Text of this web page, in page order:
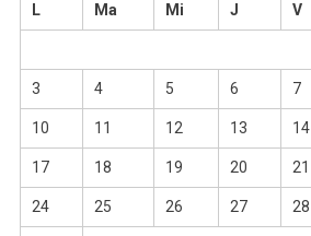
L
Ma Mi J V
3 4 5 6 7
10 11 12 13 14
17 18 19 20 21
24 25 26 27 28